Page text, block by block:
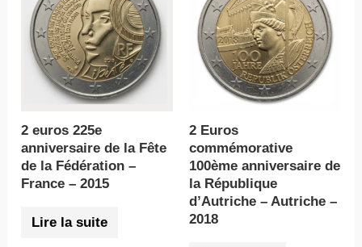
2 euros 225e
anniversaire de la Fête
de la Fédération –
France – 2015
Lire la suite
2 Euros
commémorative
100ème anniversaire de
la République
d’Autriche – Autriche –
2018